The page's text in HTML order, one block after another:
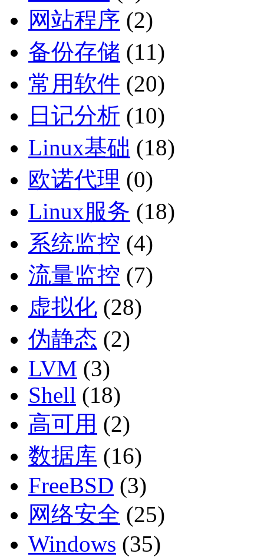
网站程序 (2)
备份存储 (11)
常用软件 (20)
日记分析 (10)
Linux基础 (18)
欧诺代理 (0)
Linux服务 (18)
系统监控 (4)
流量监控 (7)
虚拟化 (28)
伪静态 (2)
LVM (3)
Shell (18)
高可用 (2)
数据库 (16)
FreeBSD (3)
网络安全 (25)
Windows (35)